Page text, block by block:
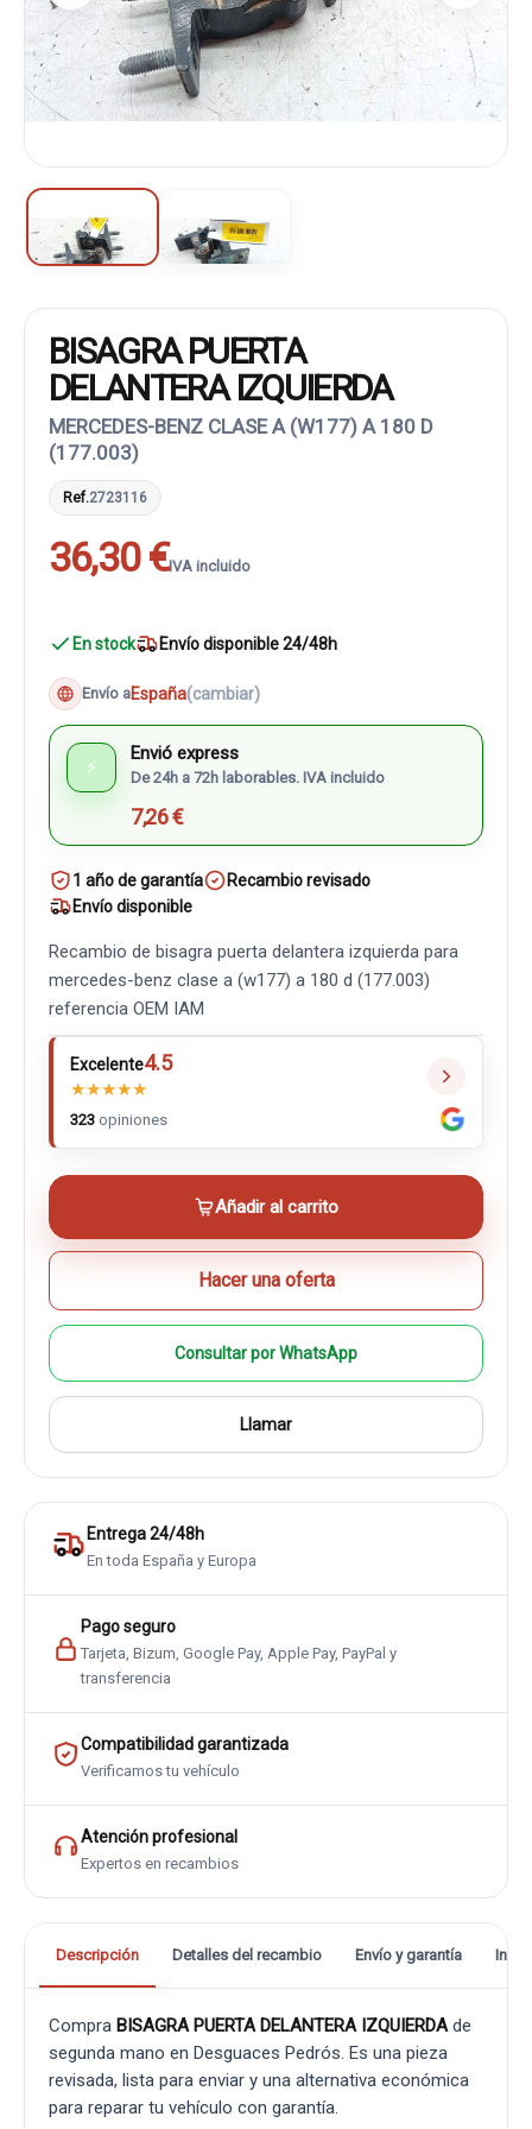
BISAGRA PUERTA
DELANTERA IZQUIERDA
MERCEDES-BENZ CLASE A (W177) A 180 D
(177.003)
Ref.2723116
36,30 €IVA incluido
En stock Envío disponible 24/48h
Envío aEspaña(cambiar)
⚡
Envió express
De 24h a 72h laborables. IVA incluido
7,26 €
1 año de garantía
Recambio revisado
Envío disponible
Recambio de bisagra puerta delantera izquierda para
mercedes-benz clase a (w177) a 180 d (177.003)
referencia OEM IAM
Excelente4.5
★★★★★
323 opiniones
Añadir al carrito
Hacer una oferta
Consultar por WhatsApp
Llamar
Entrega 24/48h
En toda España y Europa
Pago seguro
Tarjeta, Bizum, Google Pay, Apple Pay, PayPal y
transferencia
Compatibilidad garantizada
Verificamos tu vehículo
Atención profesional
Expertos en recambios
Descripción Detalles del recambio Envío y garantía
Compra BISAGRA PUERTA DELANTERA IZQUIERDAde
segunda mano en Desguaces Pedrós. Es una pieza
revisada, lista para enviar y una alternativa económica
para reparar tu vehículo con garantía.